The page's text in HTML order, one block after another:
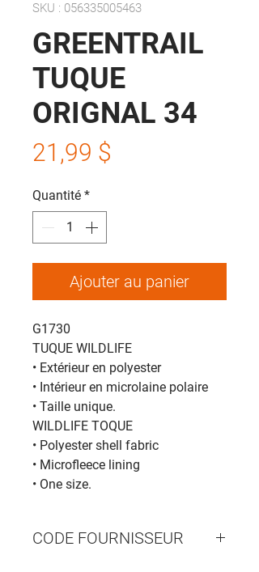
SKU : 056335005463
GREENTRAIL
TUQUE
ORIGNAL 34
21,99 $
Quantité *
Ajouter au panier
G1730
TUQUE WILDLIFE
• Extérieur en polyester
• Intérieur en microlaine polaire
• Taille unique.
WILDLIFE TOQUE
• Polyester shell fabric
• Microfleece lining
• One size.
CODE FOURNISSEUR